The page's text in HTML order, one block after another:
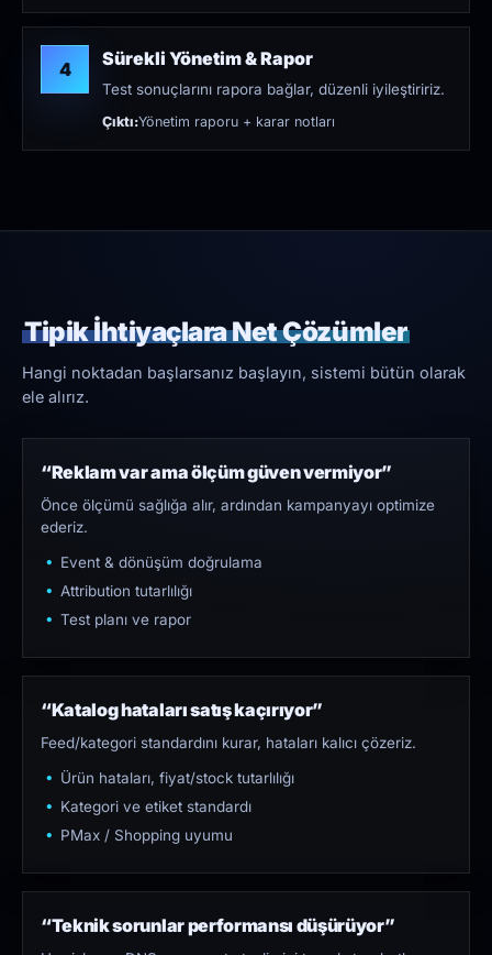
4 Sürekli Yönetim & Rapor
Test sonuçlarını rapora bağlar, düzenli iyileştiririz.
Çıktı:Yönetim raporu + karar notları
Tipik İhtiyaçlara Net Çözümler
Hangi noktadan başlarsanız başlayın, sistemi bütün olarak
ele alırız.
“Reklam var ama ölçüm güven vermiyor”
Önce ölçümü sağlığa alır, ardından kampanyayı optimize
ederiz.
Event & dönüşüm doğrulama
Attribution tutarlılığı
Test planı ve rapor
“Katalog hataları satış kaçırıyor”
Feed/kategori standardını kurar, hataları kalıcı çözeriz.
Ürün hataları, fiyat/stock tutarlılığı
Kategori ve etiket standardı
PMax / Shopping uyumu
“Teknik sorunlar performansı düşürüyor”